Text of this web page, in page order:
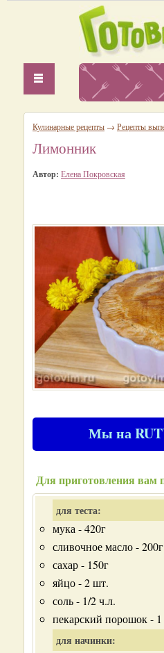
Кулинарные рецепты → Рецепты
Лимонник
Автор: Елена Покровская
Мы на
Для приготовления вам
для теста:
мука - 420г
сливочное масло - 200г
сахар - 150г
яйцо - 2 шт.
соль - 1/2 ч.л.
пекарский порошок - 1
для начинки: